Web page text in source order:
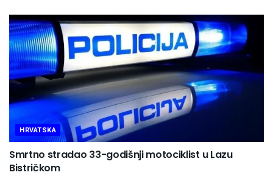
HRVATSKA
Smrtno stradao 33-godišnji motociklist u Lazu
Bistričkom